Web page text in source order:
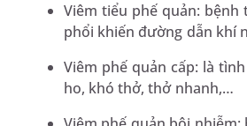
Viêm tiểu phế quản:
phổi khiến đường dẫn khí
Viêm phế quản cấp: là
ho, khó thở, thở nhanh,…